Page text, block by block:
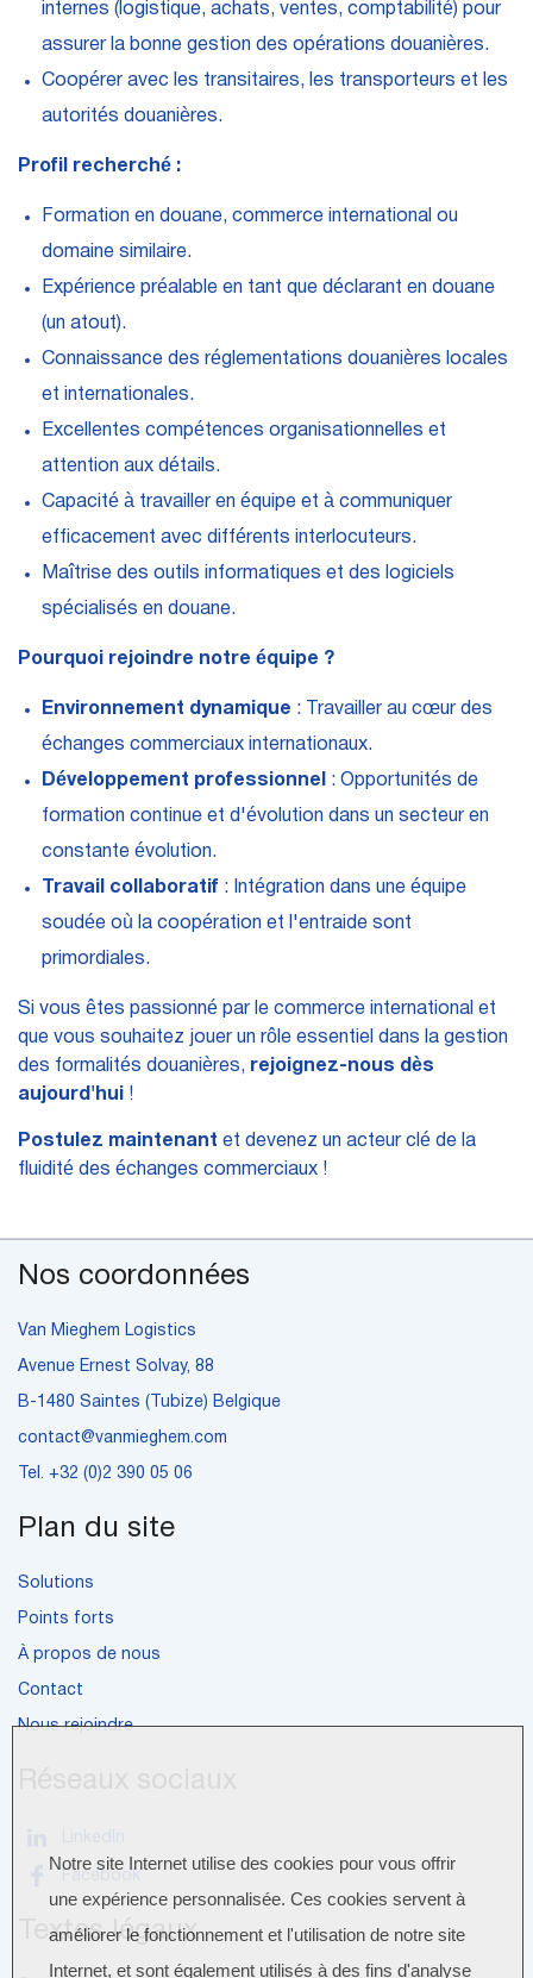
internes (logistique, achats, ventes, comptabilité) pour
assurer la bonne gestion des opérations douanières.
Coopérer avec les transitaires, les transporteurs et les
autorités douanières.
Profil recherché :
Formation en douane, commerce international ou
domaine similaire.
Expérience préalable en tant que déclarant en douane
(un atout).
Connaissance des réglementations douanières locales
et internationales.
Excellentes compétences organisationnelles et
attention aux détails.
Capacité à travailler en équipe et à communiquer
efficacement avec différents interlocuteurs.
Maîtrise des outils informatiques et des logiciels
spécialisés en douane.
Pourquoi rejoindre notre équipe ?
Environnement dynamique : Travailler au cœur des
échanges commerciaux internationaux.
Développement professionnel : Opportunités de
formation continue et d'évolution dans un secteur en
constante évolution.
Travail collaboratif : Intégration dans une équipe
soudée où la coopération et l'entraide sont
primordiales.
Si vous êtes passionné par le commerce international et
que vous souhaitez jouer un rôle essentiel dans la gestion
des formalités douanières, rejoignez-nous dès
aujourd'hui
!
Postulez maintenant et devenez un acteur clé de la
fluidité des échanges commerciaux !
Nos coordonnées
Van Mieghem Logistics
Avenue Ernest Solvay, 88
B-1480 Saintes (Tubize) Belgique
contact@vanmieghem.com
Tel. +32 (0)2 390 05 06
Plan du site
Solutions
Points forts
À propos de nous
Contact
Nous rejoindre
Textes légaux
Notre site Internet utilise des cookies pour vous offrir
une expérience personnalisée. Ces cookies servent à
améliorer le fonctionnement et l'utilisation de notre site
Internet, et sont également utilisés à des fins d'analyse